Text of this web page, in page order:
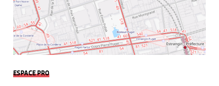
ESPACE PRO